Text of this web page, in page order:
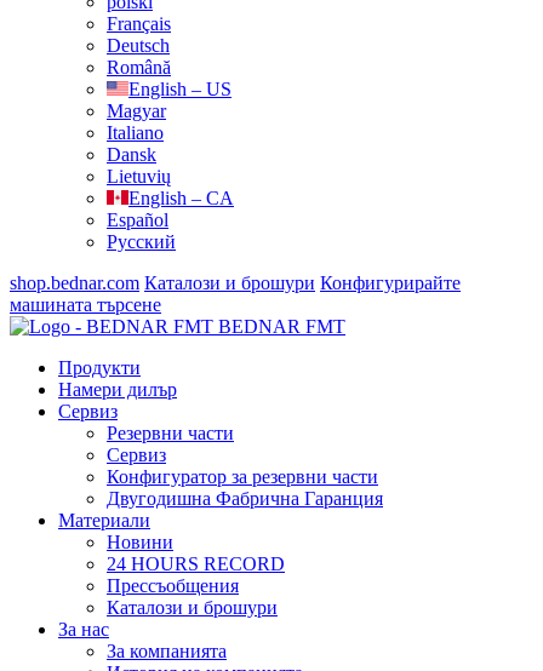
Français
Deutsch
Română
English – US
Magyar
Italiano
Dansk
Lietuvių
English – CA
Español
Русский
shop.bednar.com Каталози и брошури Конфигурирайте
машината търсене
BEDNAR FMT
Продукти
Намери дилър
Сервиз
Резервни части
Сервиз
Конфигуратор за резервни части
Двугодишна Фабрична Гаранция
Материали
Новини
24 HOURS RECORD
Прессъобщения
Каталози и брошури
За нас
За компанията